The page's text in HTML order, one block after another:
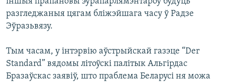
разгледжаныя цягам бліжэйшага часу ў Радзе
Эўразьвязу.
Тым часам, у інтэрвію аўстрыйскай газэце “Der
Standard” вядомы літоўскі палітык Альгірдас
Бразаўскас заявіў, што праблема Беларусі ня можа